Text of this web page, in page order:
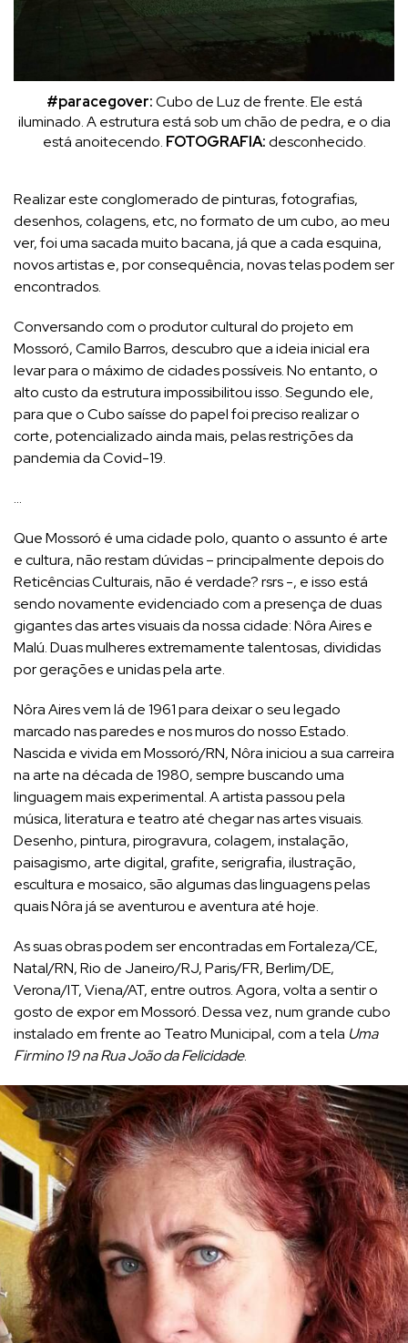
#paracegover:Cubo de Luz de frente. Ele está
iluminado. A estrutura está sob um chão de pedra, e o dia
está anoitecendo. FOTOGRAFIA:desconhecido.
Realizar este conglomerado de pinturas, fotografias,
desenhos, colagens, etc, no formato de um cubo, ao meu
ver, foi uma sacada muito bacana, já que a cada esquina,
novos artistas e, por consequência, novas telas podem ser
encontrados.
Conversando com o produtor cultural do projeto em
Mossoró, Camilo Barros, descubro que a ideia inicial era
levar para o máximo de cidades possíveis. No entanto, o
alto custo da estrutura impossibilitou isso. Segundo ele,
para que o Cubo saísse do papel foi preciso realizar o
corte, potencializado ainda mais, pelas restrições da
pandemia da Covid-19.
…
Que Mossoró é uma cidade polo, quanto o assunto é arte
e cultura, não restam dúvidas – principalmente depois do
Reticências Culturais, não é verdade? rsrs -, e isso está
sendo novamente evidenciado com a presença de duas
gigantes das artes visuais da nossa cidade: Nôra Aires e
Malú. Duas mulheres extremamente talentosas, divididas
por gerações e unidas pela arte.
Nôra Aires vem lá de 1961 para deixar o seu legado
marcado nas paredes e nos muros do nosso Estado.
Nascida e vivida em Mossoró/RN, Nôra iniciou a sua carreira
na arte na década de 1980, sempre buscando uma
linguagem mais experimental. A artista passou pela
música, literatura e teatro até chegar nas artes visuais.
Desenho, pintura, pirogravura, colagem, instalação,
paisagismo, arte digital, grafite, serigrafia, ilustração,
escultura e mosaico, são algumas das linguagens pelas
quais Nôra já se aventurou e aventura até hoje.
As suas obras podem ser encontradas em Fortaleza/CE,
Natal/RN, Rio de Janeiro/RJ, Paris/FR, Berlim/DE,
Verona/IT, Viena/AT, entre outros. Agora, volta a sentir o
gosto de expor em Mossoró. Dessa vez, num grande cubo
instalado em frente ao Teatro Municipal, com a tela Uma
Firmino 19 na Rua João da Felicidade.